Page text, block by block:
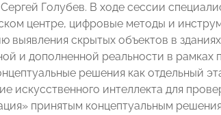
Голубев. В ходе сессии
центре, цифровые методы и
выявления скрытых объектов в
и дополненной реальности в
решения как отдельный
искусственного интеллекта для
принятым концептуальным